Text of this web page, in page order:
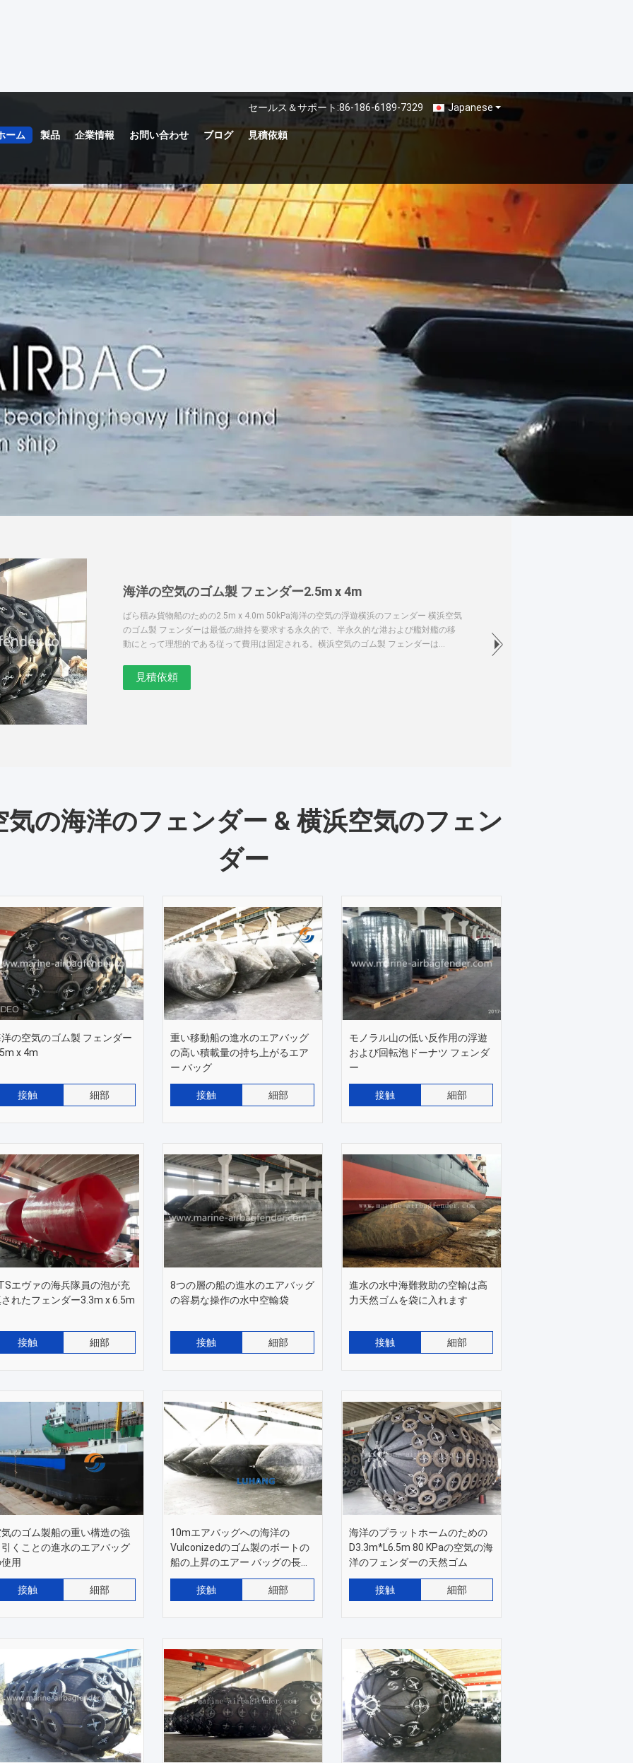
Japanese
セールス＆サポート:86-186-6189-7329
ーム 製品 企業情報 お問い合わせ ブログ 見積依頼
海洋の空気のゴム製 フェンダー2.5m x 4m
ばら積み貨物船のための2.5m x 4.0m 50kPa海洋の空気の浮遊横浜のフェンダー 横浜空気
のゴム製 フェンダーは最低の維持を要求する永久的で、半永久的な港および艦対艦の移
動にとって理想的である従って費用は固定される。横浜空気のゴム製 フェンダーは
気の海洋のフェンダー & 横浜空気のフェン
ダー
の空気のゴム製 フェンダー
x 4m
接触 細部
重い移動船の進水のエアバッグ
の高い積載量の持ち上がるエア
ー バッグ
接触 細部
モノラル山の低い反作用の浮遊
および回転泡ドーナツ フェンダ
ー
接触 細部
エヴァの海兵隊員の泡が充
れたフェンダー3.3m x 6.5m
接触 細部
8つの層の船の進水のエアバッグ
の容易な操作の水中空輸袋
接触 細部
進水の水中海難救助の空輸は高
力天然ゴムを袋に入れます
接触 細部
のゴム製船の重い構造の強
くことの進水のエアバッグ
用
接触 細部
10mエアバッグへの海洋の
Vulconizedのゴム製のボートの
船の上昇のエアー バッグの長さ
1.5m
接触
細部
海洋のプラットホームのための
D3.3m*L6.5m 80 KPaの空気の海
洋のフェンダーの天然ゴム
接触 細部